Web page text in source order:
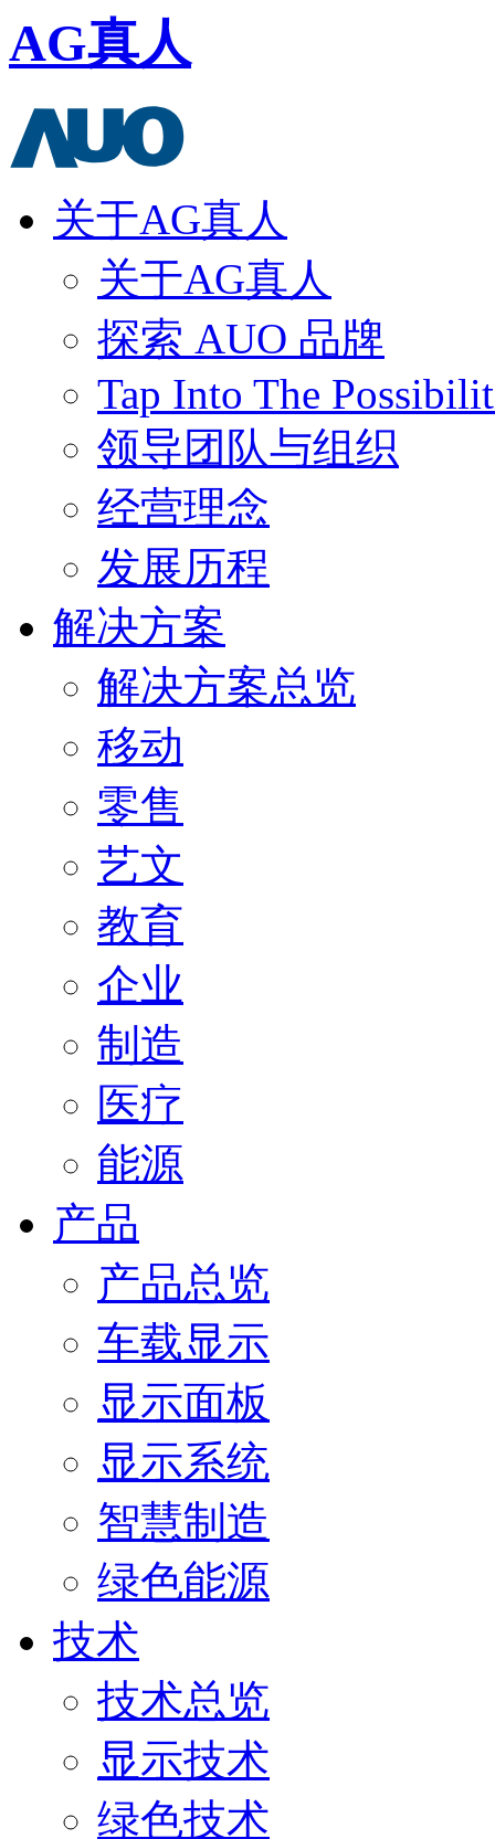
AG真人
关于AG真人
关于AG真人
探索 AUO 品牌
Tap Into The
领导团队与组织
经营理念
发展历程
解决方案
解决方案总览
移动
零售
艺文
教育
企业
制造
医疗
能源
产品
产品总览
车载显示
显示面板
显示系统
智慧制造
绿色能源
技术
技术总览
显示技术
绿色技术